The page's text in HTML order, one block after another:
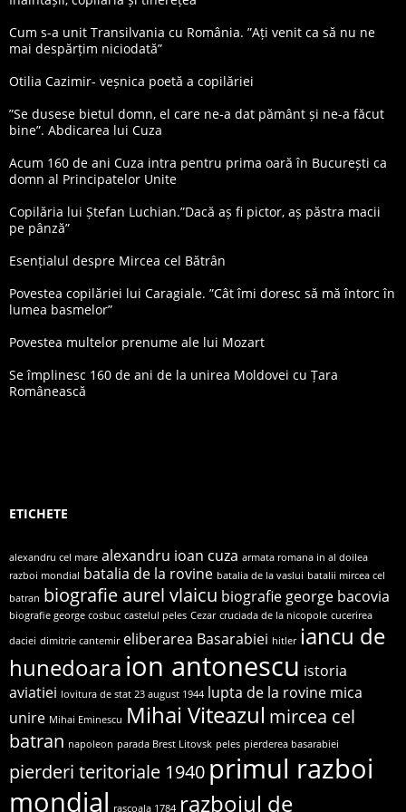
Cum s-a unit Transilvania cu România. ”Ați venit ca să nu ne
mai despărțim niciodată”
Otilia Cazimir- veșnica poetă a copilăriei
”Se dusese bietul domn, el care ne-a dat pământ și ne-a făcut
bine”. Abdicarea lui Cuza
Acum 160 de ani Cuza intra pentru prima oară în București ca
domn al Principatelor Unite
Copilăria lui Ștefan Luchian.”Dacă aș fi pictor, aș păstra macii
pe pânză”
Esențialul despre Mircea cel Bătrân
Povestea copilăriei lui Caragiale. ”Cât îmi doresc să mă întorc în
lumea basmelor”
Povestea multelor prenume ale lui Mozart
Se împlinesc 160 de ani de la unirea Moldovei cu Țara
Românească
ETICHETE
alexandru cel mare alexandru ioan cuza armata romana in al doilea
razboi mondial batalia de la rovine batalia de la vaslui batalii mircea cel
batran biografie aurel vlaicu biografie george bacovia
biografie george cosbuc castelul peles Cezar cruciada de la nicopole cucerirea
daciei dimitrie cantemir eliberarea Basarabiei hitler iancu de
hunedoara ion antonescu istoria
aviatiei lovitura de stat 23 august 1944 lupta de la rovine mica
unire Mihai Eminescu Mihai Viteazul mircea cel
batran napoleon parada Brest Litovsk peles pierderea basarabiei
pierderi teritoriale 1940 primul razboi
mondial rascoala 1784 razboiul de